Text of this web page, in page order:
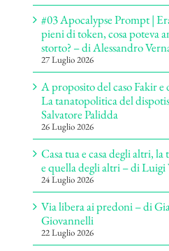
#03 Apocalypse Prompt |
pieni di token, cosa poteva
storto? – di Alessandro
27 Luglio 2026
A proposito del caso Fakir
La tanatopolitica del
Salvatore Palidda
26 Luglio 2026
Casa tua e casa degli altri, la
e quella degli altri – di Luigi
24 Luglio 2026
Via libera ai predoni – di
Giovannelli
22 Luglio 2026